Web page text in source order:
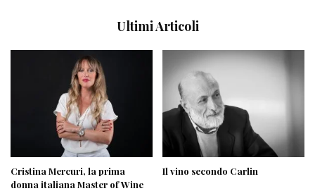
Ultimi Articoli
Cristina Mercuri, la prima
donna italiana Master of Wine
Il vino secondo Carlin